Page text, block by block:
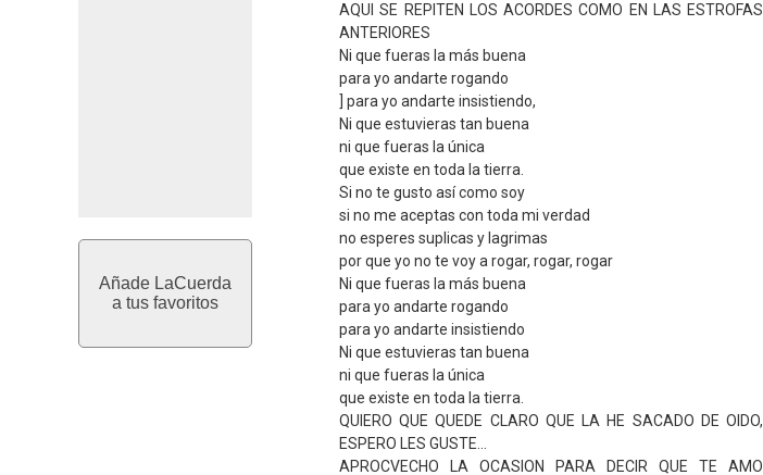
Añade LaCuerda
a tus favoritos
AQUI SE REPITEN LOS ACORDES COMO EN LAS ESTROFAS
ANTERIORES
Ni que fueras la más buena
para yo andarte rogando
] para yo andarte insistiendo,
Ni que estuvieras tan buena
ni que fueras la única
que existe en toda la tierra.
Si no te gusto así como soy
si no me aceptas con toda mi verdad
no esperes suplicas y lagrimas
por que yo no te voy a rogar, rogar, rogar
Ni que fueras la más buena
para yo andarte rogando
para yo andarte insistiendo
Ni que estuvieras tan buena
ni que fueras la única
que existe en toda la tierra.
QUIERO QUE QUEDE CLARO QUE LA HE SACADO DE OIDO,
ESPERO LES GUSTE...
APROCVECHO LA OCASION PARA DECIR QUE TE AMO